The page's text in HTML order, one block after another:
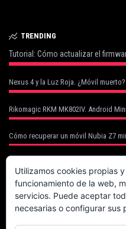
TRENDING
Tutorial: Cómo actualizar el
Nexus 4 y la Luz Roja. ¿Móvil
Rikomagic RKM MK802IV. Android
Cómo recuperar un móvil Nubia Z7
real)
Canon EOS 70D. La fiera del enfoque.
Forge)
Utilizamos cookies propias
funcionamiento de la web,
servicios. Puede aceptar
necesarias o configurar sus